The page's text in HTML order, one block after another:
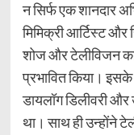
न सिर्फ एक शानदार
मिमिक्री आर्टिस्ट
शोज और टेलीविजन
प्रभावित किया।
डायलॉग डिलीवरी और
था। साथ ही उन्होंने